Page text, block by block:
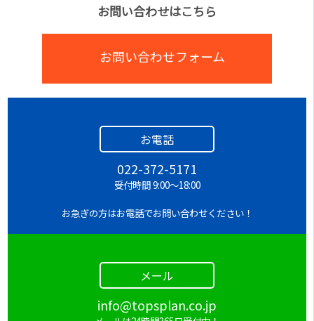
お問い合わせはこちら
お問い合わせフォーム
お電話
022-372-5171
受付時間 9:00～18:00
お急ぎの方はお電話でお問い合わせください！
メール
info@topsplan.co.jp